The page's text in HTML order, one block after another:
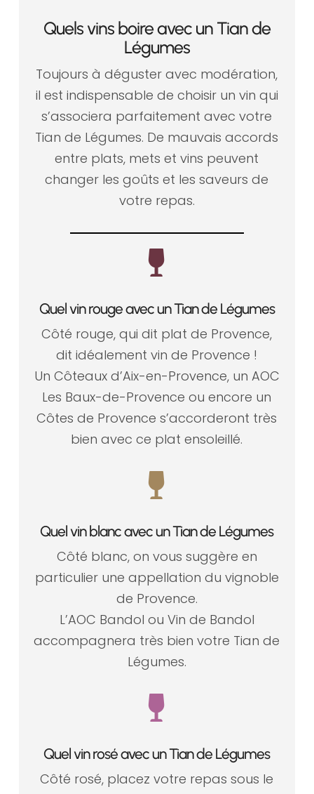
Quels vins boire avec un Tian de
Légumes
Toujours à déguster avec modération,
il est indispensable de choisir un vin qui
s’associera parfaitement avec votre
Tian de Légumes. De mauvais accords
entre plats, mets et vins peuvent
changer les goûts et les saveurs de
votre repas.

Quel vin rouge avec un Tian de Légumes
Côté rouge, qui dit plat de Provence,
dit idéalement vin de Provence !
Un Côteaux d’Aix-en-Provence, un AOC
Les Baux-de-Provence ou encore un
Côtes de Provence s’accorderont très
bien avec ce plat ensoleillé.

Quel vin blanc avec un Tian de Légumes
Côté blanc, on vous suggère en
particulier une appellation du vignoble
de Provence.
L’AOC Bandol ou Vin de Bandol
accompagnera très bien votre Tian de
Légumes.

Quel vin rosé avec un Tian de Légumes
Côté rosé, placez votre repas sous le